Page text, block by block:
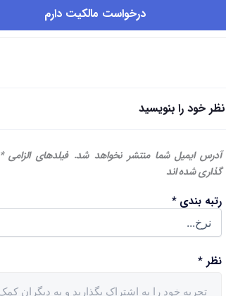
درخواست مالکیت دارم
نظر خود را بنویسید
آدرس ایمیل شما منتشر نخواهد شد. فیلدهای الزامی*
گذاری شده اند
رتبه بندی*
نظر *